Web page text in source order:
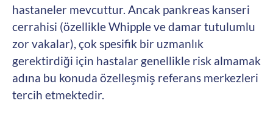
hastaneler mevcuttur. Ancak pankreas kanseri
cerrahisi (özellikle Whipple ve damar tutulumlu
zor vakalar), çok spesifik bir uzmanlık
gerektirdiği için hastalar genellikle risk almamak
adına bu konuda özelleşmiş referans merkezleri
tercih etmektedir.